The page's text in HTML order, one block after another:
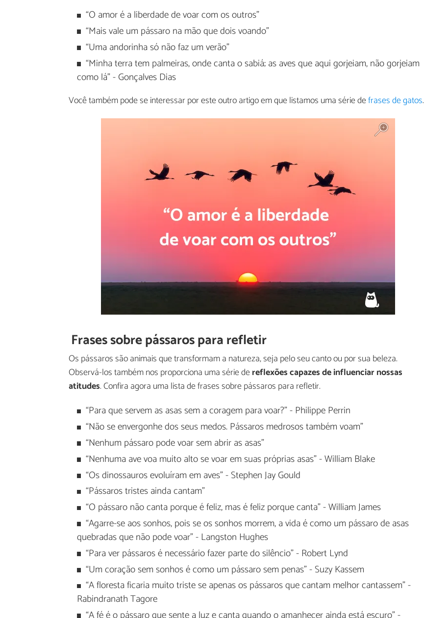
“O amor é a liberdade de voar com os outros"
“Mais vale um pássaro na mão que dois voando"
“Uma andorinha só não faz um verão"
“Minha terra tem palmeiras, onde canta o sabiá; as aves que aqui gorjeiam, não gorjeiam
como lá" - Gonçalves Dias
Você também pode se interessar por este outro artigo em que listamos uma série defrases de gatos.
Frases sobre pássaros para refletir
Os pássaros são animais que transformam a natureza, seja pelo seu canto ou por sua beleza.
Observá-los também nos proporciona uma série dereflexões capazes de influenciar nossas
atitudes. Confira agora uma lista de frases sobre pássaros para refletir.
“Para que servem as asas sem a coragem para voar?" - Philippe Perrin
“Não se envergonhe dos seus medos. Pássaros medrosos também voam"
“Nenhum pássaro pode voar sem abrir as asas"
“Nenhuma ave voa muito alto se voar em suas próprias asas" - William Blake
“Os dinossauros evoluíram em aves" - Stephen Jay Gould
“Pássaros tristes ainda cantam"
“O pássaro não canta porque é feliz, mas é feliz porque canta" - William James
“Agarre-se aos sonhos, pois se os sonhos morrem, a vida é como um pássaro de asas
quebradas que não pode voar" - Langston Hughes
“Para ver pássaros é necessário fazer parte do silêncio" - Robert Lynd
“Um coração sem sonhos é como um pássaro sem penas" - Suzy Kassem
“A floresta ficaria muito triste se apenas os pássaros que cantam melhor cantassem" -
Rabindranath Tagore